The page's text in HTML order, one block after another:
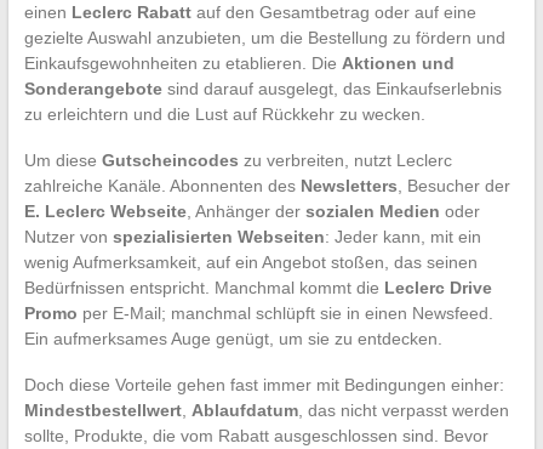
einen Leclerc Rabattauf den Gesamtbetrag oder auf eine
gezielte Auswahl anzubieten, um die Bestellung zu fördern und
Einkaufsgewohnheiten zu etablieren. Die Aktionen und
Sonderangebotesind darauf ausgelegt, das Einkaufserlebnis
zu erleichtern und die Lust auf Rückkehr zu wecken.
Um diese Gutscheincodes zu verbreiten, nutzt Leclerc
zahlreiche Kanäle. Abonnenten des Newsletters , Besucher der
E. Leclerc Webseite, Anhänger der sozialen Medien oder
Nutzer von spezialisierten Webseiten: Jeder kann, mit ein
wenig Aufmerksamkeit, auf ein Angebot stoßen, das seinen
Bedürfnissen entspricht. Manchmal kommt die Leclerc Drive
Promo per E-Mail; manchmal schlüpft sie in einen Newsfeed.
Ein aufmerksames Auge genügt, um sie zu entdecken.
Doch diese Vorteile gehen fast immer mit Bedingungen einher:
Mindestbestellwert, Ablaufdatum, das nicht verpasst werden
sollte, Produkte, die vom Rabatt ausgeschlossen sind. Bevor